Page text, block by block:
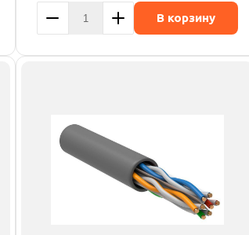
В корзину